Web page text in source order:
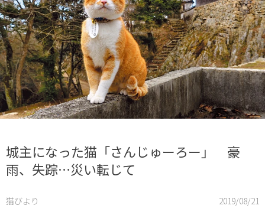
城主になった猫「さんじゅーろー」 豪
雨、失踪…災い転じて
猫びより 2019/08/21